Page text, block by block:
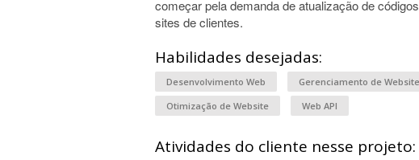
começar pela demanda de atualização de
sites de clientes.
Habilidades desejadas:
Desenvolvimento Web Gerenciamento de Website
Otimização de Website
Web API
Atividades do cliente nesse projeto: